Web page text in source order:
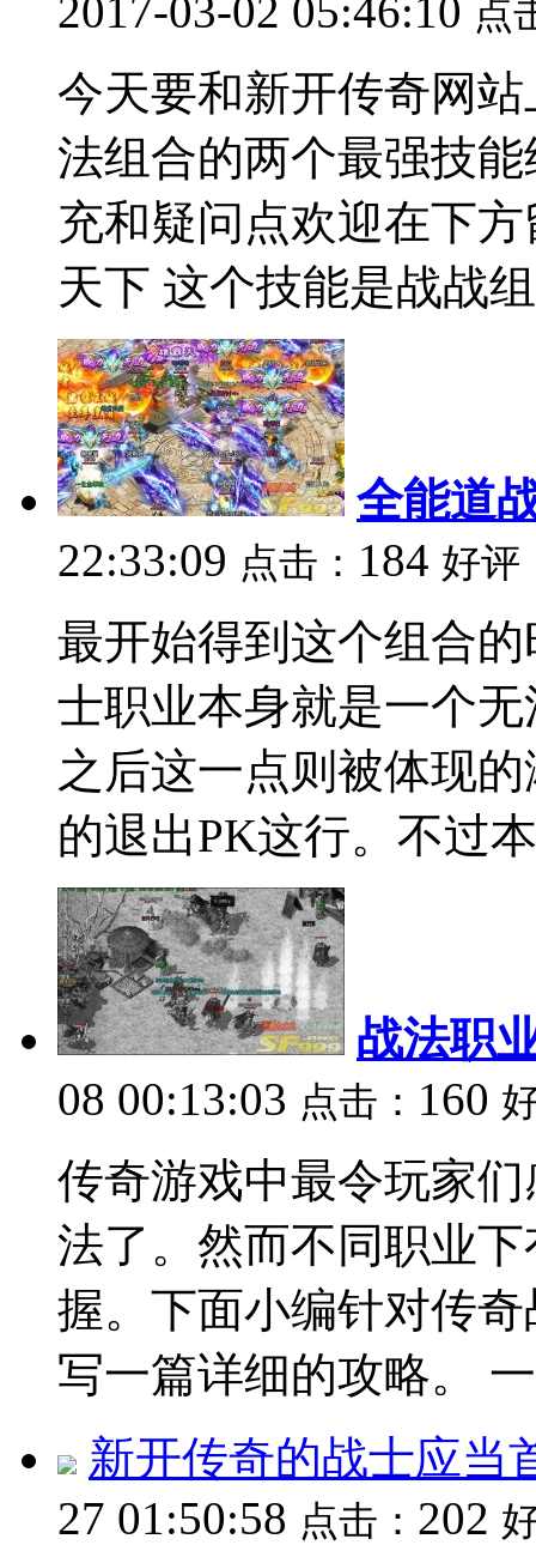
2017-03-02 05:46:10 点
今天要和新开传奇网
法组合的两个最强技
充和疑问点欢迎在下
天下 这个技能是战战
全能道
22:33:09 点击： 184 好评
最开始得到这个组合
士职业本身就是一个
之后这一点则被体现
的退出PK这行。不过
战法职
08 00:13:03 点击： 160
传奇游戏中最令玩家
法了。然而不同职业
握。下面小编针对传
写一篇详细的攻略。
新开传奇的战士应当
27 01:50:58 点击： 202